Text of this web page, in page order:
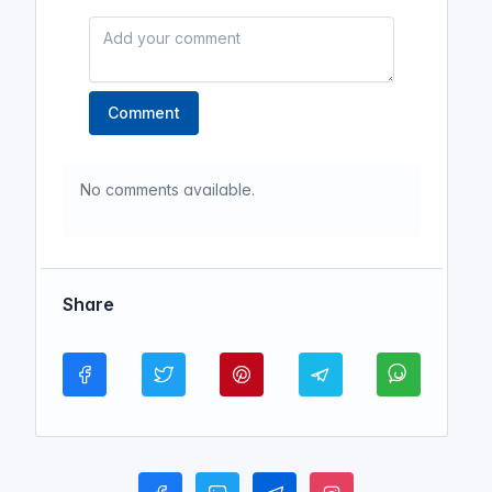
Comment
No comments available.
Share